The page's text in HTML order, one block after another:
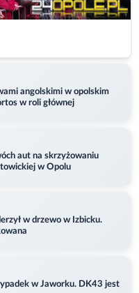
angolskimi w opolskim
w roli głównej
aut na skrzyżowaniu
w Opolu
w drzewo w Izbicku.
w Jaworku. DK43 jest